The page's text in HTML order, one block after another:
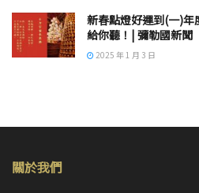
新春點燈好運到(一)
給你聽！| 彌勒國新聞
2025 年 1 月 3 日
關於我們